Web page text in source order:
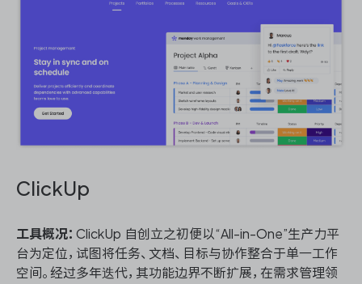
ClickUp
工具概况： ClickUp 自创立之初便以“All-in-One”生产力平
台为定位，试图将任务、文档、目标与协作整合于单一工作
空间。经过多年迭代，其功能边界不断扩展，在需求管理领